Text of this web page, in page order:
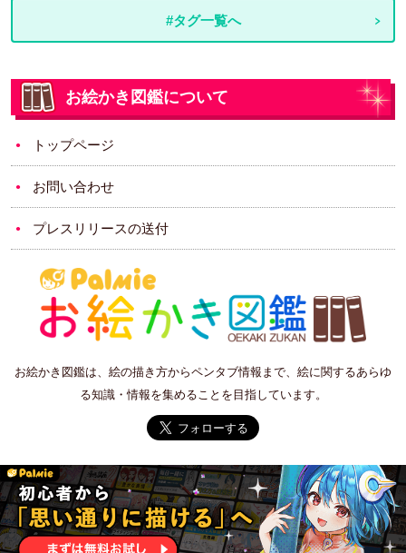
#タグ一覧へ
お絵かき図鑑について
トップページ
お問い合わせ
プレスリリースの送付
お絵かき図鑑は、絵の描き方からペンタブ情報まで、絵に関するあらゆ
る知識・情報を集めることを目指しています。